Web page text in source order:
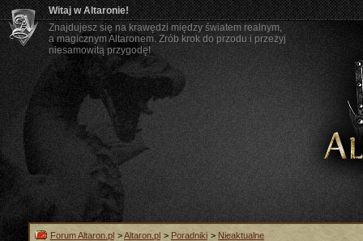
Witaj w Altaronie!
Znajdujesz się na krawędzi między światem realnym,
a magicznym Altaronem. Zrób krok do przodu i przeżyj
niesamowitą przygodę!
Forum Altaron.pl >Altaron.pl > Poradniki > Nieaktualne